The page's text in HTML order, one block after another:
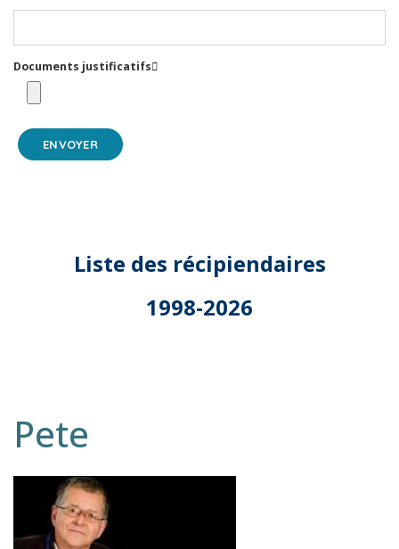
Documents justificatifs
ENVOYER
Liste des récipiendaires
1998-2026
Pete